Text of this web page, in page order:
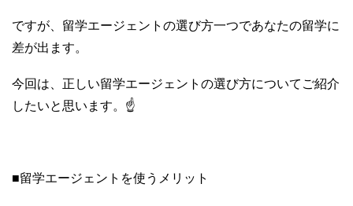
ですが、留学エージェントの選び方一つであなたの留学に
差が出ます。
今回は、正しい留学エージェントの選び方についてご紹介
したいと思います。☝
■留学エージェントを使うメリット